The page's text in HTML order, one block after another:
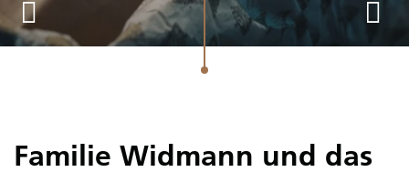
Familie Widmann und das